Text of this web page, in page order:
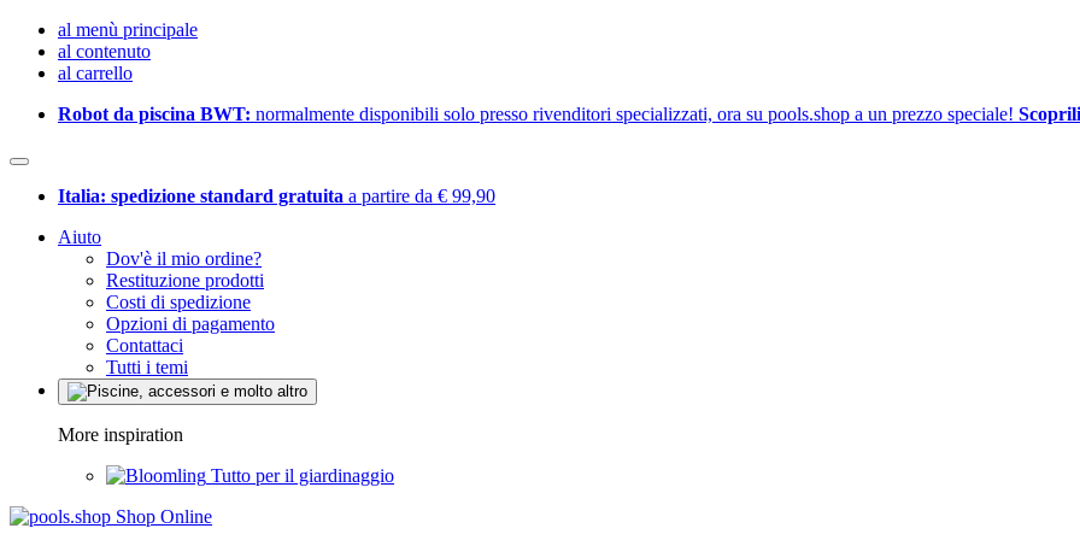
al menù principale
al contenuto
al carrello
Robot da piscina BWT: normalmente disponibili solo presso rivenditori specializzati, ora su pools.shop a un prezzo speciale!
Italia: spedizione standard gratuita a partire da € 99,90
Aiuto
Dov'è il mio ordine?
Restituzione prodotti
Costi di spedizione
Opzioni di pagamento
Contattaci
Tutti i temi
More inspiration
Tutto per il giardinaggio